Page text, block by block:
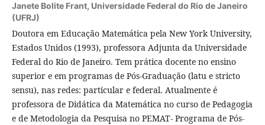
Janete Bolite Frant, Universidade Federal do Rio de Janeiro
(UFRJ)
Doutora em Educação Matemática pela New York University,
Estados Unidos (1993), professora Adjunta da Universidade
Federal do Rio de Janeiro. Tem prática docente no ensino
superior e em programas de Pós-Graduação (latu e stricto
sensu), nas redes: particular e federal. Atualmente é
professora de Didática da Matemática no curso de Pedagogia
e de Metodologia da Pesquisa no PEMAT- Programa de Pós-